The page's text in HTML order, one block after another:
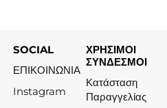
SOCIAL
ΕΠΙΚΟΙΝΩΝΙΑ
Instagram
ΧΡΗΣΙΜΟΙ
ΣΥΝΔΕΣΜΟΙ
Κατάσταση
Παραγγελίας